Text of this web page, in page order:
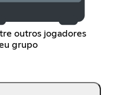
outros jogadores
grupo